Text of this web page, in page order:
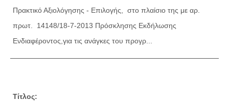
Πρακτικό Αξιολόγησης - Επιλογής, στο πλαίσιο της με αρ.
πρωτ. 14148/18-7-2013 Πρόσκλησης Εκδήλωσης
Ενδιαφέροντος,για τις ανάγκες του προγρ...
Τίτλος: